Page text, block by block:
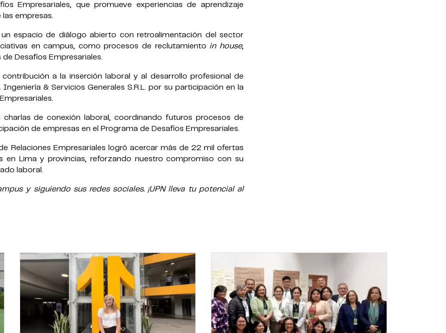
Empresariales, que promueve experiencias de aprendizaje
empresas.
un espacio de diálogo abierto con retroalimentación del sector
en campus, como procesos de reclutamiento in house,
Desafíos Empresariales.
a la inserción laboral y al desarrollo profesional de
& Servicios Generales S.R.L. por su participación en la
charlas de conexión laboral, coordinando futuros procesos de
de empresas en el Programa de Desafíos Empresariales.
Relaciones Empresariales logró acercar más de 22 mil ofertas
en Lima y provincias, reforzando nuestro compromiso con su
laboral.
y siguiendo sus redes sociales. ¡UPN lleva tu potencial al